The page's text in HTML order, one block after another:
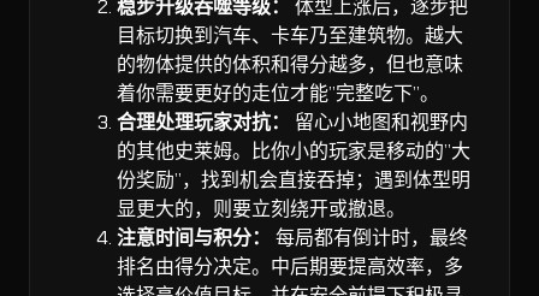
稳步升级吞噬等级：
体型上涨后，逐步把
目标切换到汽车、卡车乃至建筑物。越大
的物体提供的体积和得分越多，但也意味
着你需要更好的走位才能”完整吃下”。
合理处理玩家对抗：
留心小地图和视野内
的其他史莱姆。比你小的玩家是移动的”大
份奖励”，找到机会直接吞掉；遇到体型明
显更大的，则要立刻绕开或撤退。
注意时间与积分：
每局都有倒计时，最终
排名由得分决定。中后期要提高效率，多